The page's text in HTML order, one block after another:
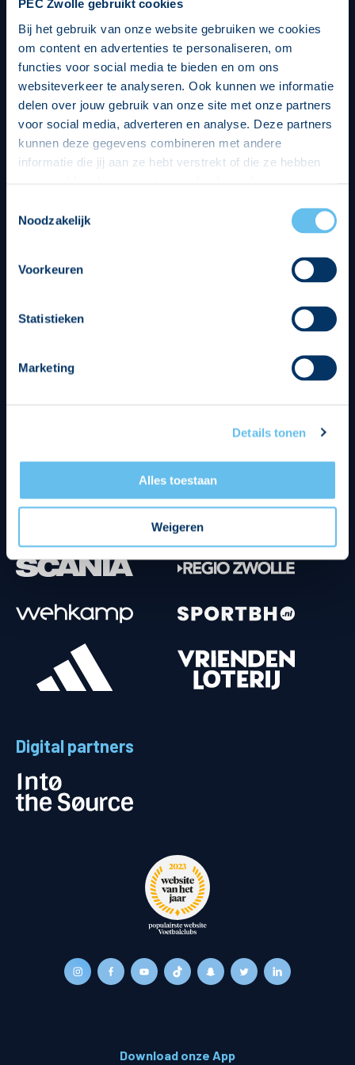
PEC Zwolle gebruikt cookies
Bij het gebruik van onze website gebruiken we cookies
om content en advertenties te personaliseren, om
functies voor social media te bieden en om ons
websiteverkeer te analyseren. Ook kunnen we informatie
delen over jouw gebruik van onze site met onze partners
voor social media, adverteren en analyse. Deze partners
kunnen deze gegevens combineren met andere
informatie die jij aan ze hebt verstrekt of die ze hebben
op een veilige en integere wijze. Je kunt je toestemming
beheren op de privacy- en cookieverklaring pagina.
Noodzakelijk
Voorkeuren
Statistieken
Marketing
Details tonen
Alles toestaan
Weigeren
Digital partners
Download onze App